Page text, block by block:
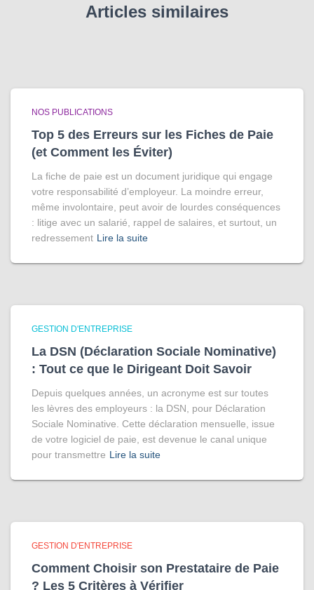
Articles similaires
NOS PUBLICATIONS
Top 5 des Erreurs sur les Fiches de Paie
(et Comment les Éviter)
La fiche de paie est un document juridique qui engage
votre responsabilité d’employeur. La moindre erreur,
même involontaire, peut avoir de lourdes conséquences
: litige avec un salarié, rappel de salaires, et surtout, un
redressement Lire la suite
GESTION D'ENTREPRISE
La DSN (Déclaration Sociale Nominative)
: Tout ce que le Dirigeant Doit Savoir
Depuis quelques années, un acronyme est sur toutes
les lèvres des employeurs : la DSN, pour Déclaration
Sociale Nominative. Cette déclaration mensuelle, issue
de votre logiciel de paie, est devenue le canal unique
pour transmettre Lire la suite
GESTION D'ENTREPRISE
Comment Choisir son Prestataire de Paie
? Les 5 Critères à Vérifier